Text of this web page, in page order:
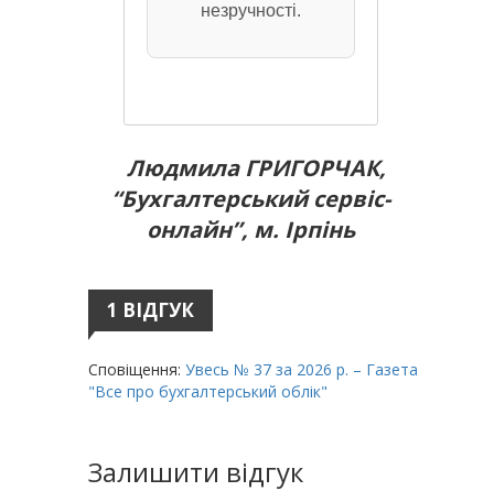
незручності.
Людмила ГРИГОРЧАК,
“Бухгалтерський сервіс-
онлайн”, м. Ірпінь
1 ВІДГУК
Сповіщення: Увесь № 37 за 2026 р. – Газета
"Все про бухгалтерський облік"
Залишити відгук